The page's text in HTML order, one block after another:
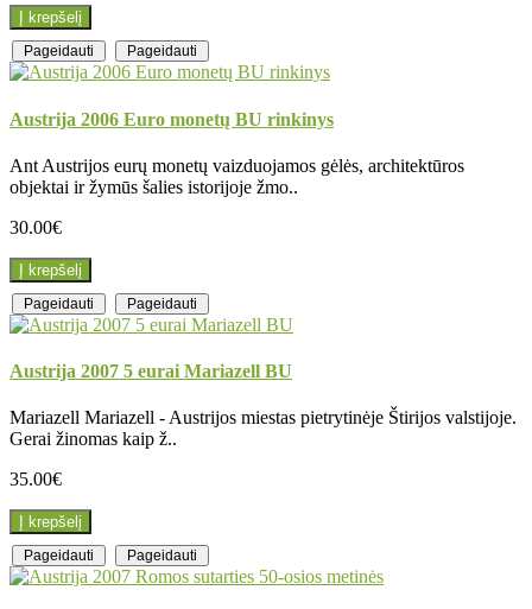
Į krepšelį
Pageidauti Pageidauti
Austrija 2006 Euro monetų BU rinkinys
Ant Austrijos eurų monetų vaizduojamos gėlės, architektūros
objektai ir žymūs šalies istorijoje žmo..
30.00€
Į krepšelį
Pageidauti Pageidauti
Austrija 2007 5 eurai Mariazell BU
Mariazell Mariazell - Austrijos miestas pietrytinėje Štirijos valstijoje.
Gerai žinomas kaip ž..
35.00€
Į krepšelį
Pageidauti Pageidauti